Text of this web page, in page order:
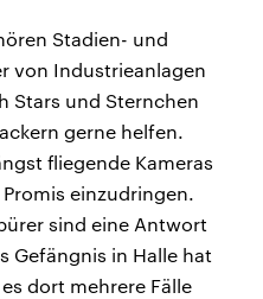
Stadien- und
von Industrieanlagen
Stars und Sternchen
gerne helfen.
fliegende Kameras
einzudringen.
sind eine Antwort
Gefängnis in Halle hat
dort mehrere Fälle